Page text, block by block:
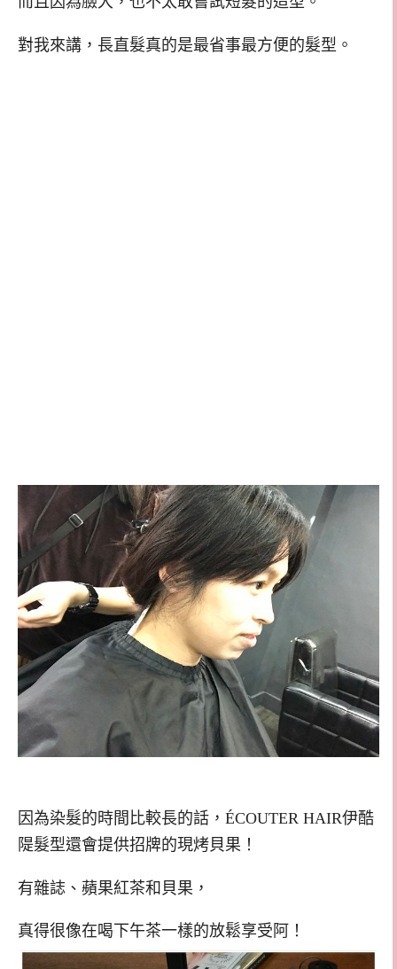
對我來講，長直髮真的是最省事最方便的髮型。
因為染髮的時間比較長的話，ÉCOUTER HAIR伊酷
隄髮型還會提供招牌的現烤貝果！
有雜誌、蘋果紅茶和貝果，
真得很像在喝下午茶一樣的放鬆享受阿！